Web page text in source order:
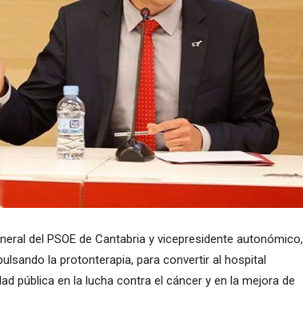
del PSOE de Cantabria y vicepresidente autonómico,
la protonterapia, para convertir al hospital
pública en la lucha contra el cáncer y en la mejora de